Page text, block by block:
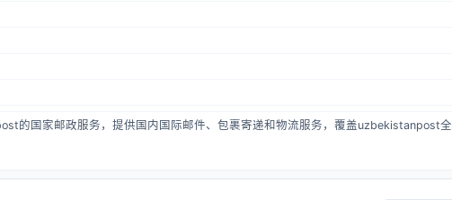
的国家邮政服务，提供国内国际邮件、包裹寄递和物流服务，覆盖uzbekistanpost全